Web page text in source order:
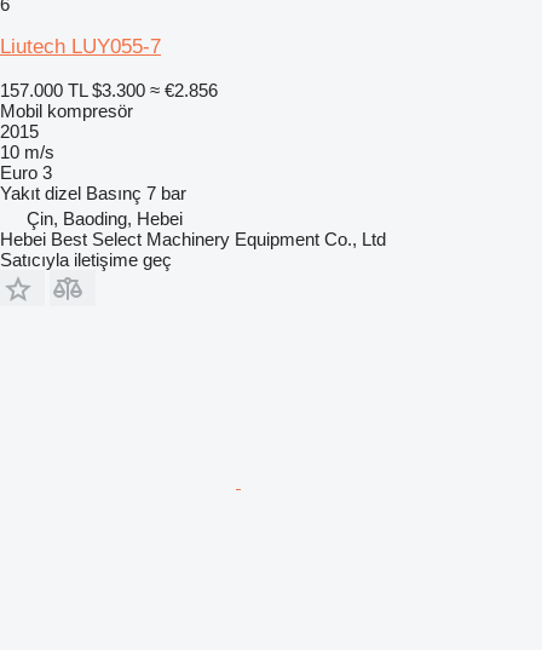
Liutech LUY055-7
157.000 TL $3.300 ≈ €2.856
Mobil kompresör
2015
10 m/s
Euro 3
Yakıt dizel Basınç 7 bar
Çin, Baoding, Hebei
Hebei Best Select Machinery Equipment Co., Ltd
Satıcıyla iletişime geç